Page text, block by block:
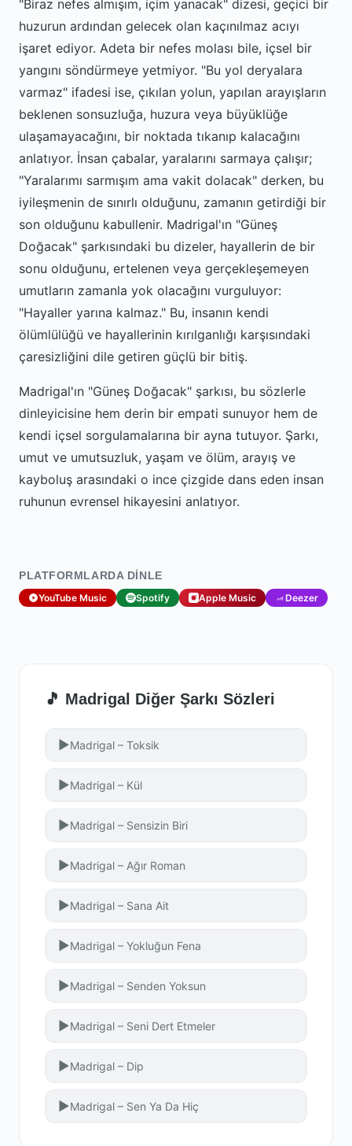
"Biraz nefes almışım, içim yanacak" dizesi, geçici bir
huzurun ardından gelecek olan kaçınılmaz acıyı
işaret ediyor. Adeta bir nefes molası bile, içsel bir
yangını söndürmeye yetmiyor. "Bu yol deryalara
varmaz" ifadesi ise, çıkılan yolun, yapılan arayışların
beklenen sonsuzluğa, huzura veya büyüklüğe
ulaşamayacağını, bir noktada tıkanıp kalacağını
anlatıyor. İnsan çabalar, yaralarını sarmaya çalışır;
"Yaralarımı sarmışım ama vakit dolacak" derken, bu
iyileşmenin de sınırlı olduğunu, zamanın getirdiği bir
son olduğunu kabullenir. Madrigal'ın "Güneş
Doğacak" şarkısındaki bu dizeler, hayallerin de bir
sonu olduğunu, ertelenen veya gerçekleşemeyen
umutların zamanla yok olacağını vurguluyor:
"Hayaller yarına kalmaz." Bu, insanın kendi
ölümlülüğü ve hayallerinin kırılganlığı karşısındaki
çaresizliğini dile getiren güçlü bir bitiş.
Madrigal'ın "Güneş Doğacak" şarkısı, bu sözlerle
dinleyicisine hem derin bir empati sunuyor hem de
kendi içsel sorgulamalarına bir ayna tutuyor. Şarkı,
umut ve umutsuzluk, yaşam ve ölüm, arayış ve
kayboluş arasındaki o ince çizgide dans eden insan
ruhunun evrensel hikayesini anlatıyor.
PLATFORMLARDA DINLE
YouTube Music Spotify Apple Music Deezer
🎵 Madrigal Diğer Şarkı Sözleri
▶Madrigal – Toksik
▶Madrigal – Kül
▶Madrigal – Sensizin Biri
▶Madrigal – Ağır Roman
▶Madrigal – Sana Ait
▶Madrigal – Yokluğun Fena
▶Madrigal – Senden Yoksun
▶Madrigal – Seni Dert Etmeler
▶Madrigal – Dip
▶Madrigal – Sen Ya Da Hiç